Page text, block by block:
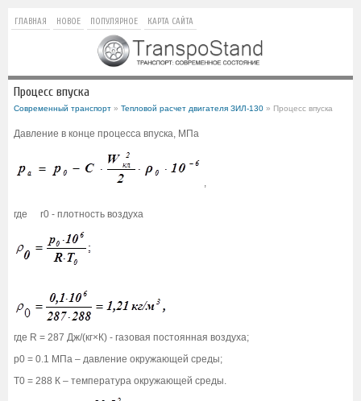
ГЛАВНАЯ НОВОЕ ПОПУЛЯРНОЕ КАРТА САЙТА
Процесс впуска
Современный транспорт » Тепловой расчет двигателя ЗИЛ-130 » Процесс впуска
Давление в конце процесса впуска, МПа
,
где r0 - плотность воздуха
где R = 287 Дж/(кг×К) - газовая постоянная воздуха;
p0 = 0.1 МПа – давление окружающей среды;
Т0 = 288 К – температура окружающей среды.